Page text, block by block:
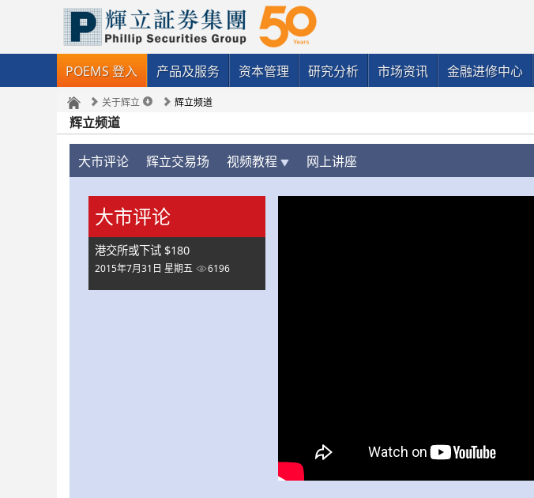
POEMS 登入 产品及服务 资本管理 研究分析 市场资讯 金融进修中心
关于辉立 辉立频道
辉立频道
大市评论 辉立交易场 视频教程 网上讲座
大市评论
港交所或下试 $180
2015年7月31日 星期五 6196